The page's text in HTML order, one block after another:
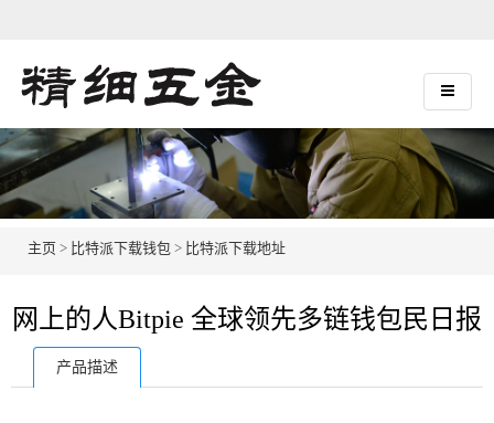
主页 > 比特派下载钱包 > 比特派下载地址
网上的人Bitpie 全球领先多链钱包民日报
产品描述